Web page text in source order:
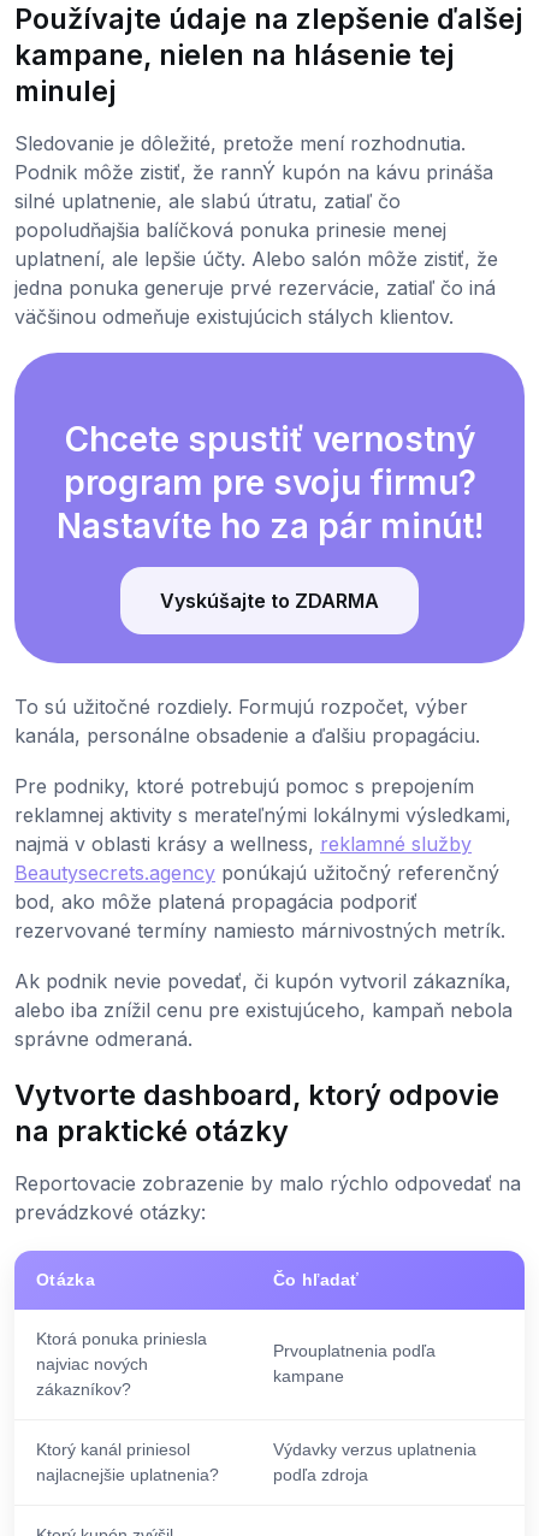
Používajte údaje na zlepšenie ďalšej
kampane, nielen na hlásenie tej
minulej
Sledovanie je dôležité, pretože mení rozhodnutia.
Podnik môže zistiť, že rannÝ kupón na kávu prinášа
silné uplatnenie, ale slabú útratu, zatiaľ čo
popoludňajšia balíčková ponuka prinesie menej
uplatnení, ale lepšie účty. Alebo salón môže zistiť, že
jedna ponuka generuje prvé rezervácie, zatiaľ čo iná
väčšinou odmeňuje existujúcich stálych klientov.
Chcete spustiť vernostný
program pre svoju firmu?
Nastavíte ho za pár minút!
Vyskúšajte to ZDARMA
To sú užitočné rozdiely. Formujú rozpočet, výber
kanála, personálne obsadenie a ďalšiu propagáciu.
Pre podniky, ktoré potrebujú pomoc s prepojením
reklamnej aktivity s merateľnými lokálnymi výsledkami,
najmä v oblasti krásy a wellness, reklamné služby
Beautysecrets.agency ponúkajú užitočný referenčný
bod, ako môže platená propagácia podporiť
rezervované termíny namiesto márnivostných metrík.
Ak podnik nevie povedať, či kupón vytvoril zákazníka,
alebo iba znížil cenu pre existujúceho, kampaň nebola
správne odmeraná.
Vytvorte dashboard, ktorý odpovie
na praktické otázky
Reportovacie zobrazenie by malo rýchlo odpovedať na
prevádzkové otázky:
Otázka Čo hľadať
Ktorá ponuka priniesla
najviac nových
zákazníkov?
Prvouplatnenia podľa
kampane
Ktorý kanál priniesol
najlacnejšie uplatnenia?
Výdavky verzus uplatnenia
podľa zdroja